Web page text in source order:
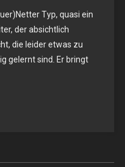
–
19.12.2013
–
Typ, quasi ein
der absichtlich
die leider etwas zu
gelernt sind. Er bringt